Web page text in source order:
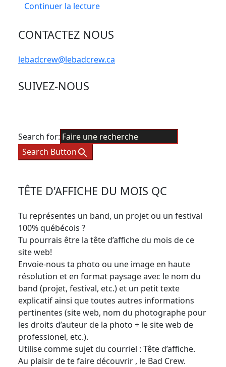
Continuer la lecture
CONTACTEZ NOUS
lebadcrew@lebadcrew.ca
SUIVEZ-NOUS
Search for:
Search Button
TÊTE D'AFFICHE DU MOIS QC
Tu représentes un band, un projet ou un festival
100% québécois ?
Tu pourrais être la tête d’affiche du mois de ce
site web!
Envoie-nous ta photo ou une image en haute
résolution et en format paysage avec le nom du
band (projet, festival, etc.) et un petit texte
explicatif ainsi que toutes autres informations
pertinentes (site web, nom du photographe pour
les droits d’auteur de la photo + le site web de
professionel, etc.).
Utilise comme sujet du courriel : Tête d’affiche.
Au plaisir de te faire découvrir , le Bad Crew.